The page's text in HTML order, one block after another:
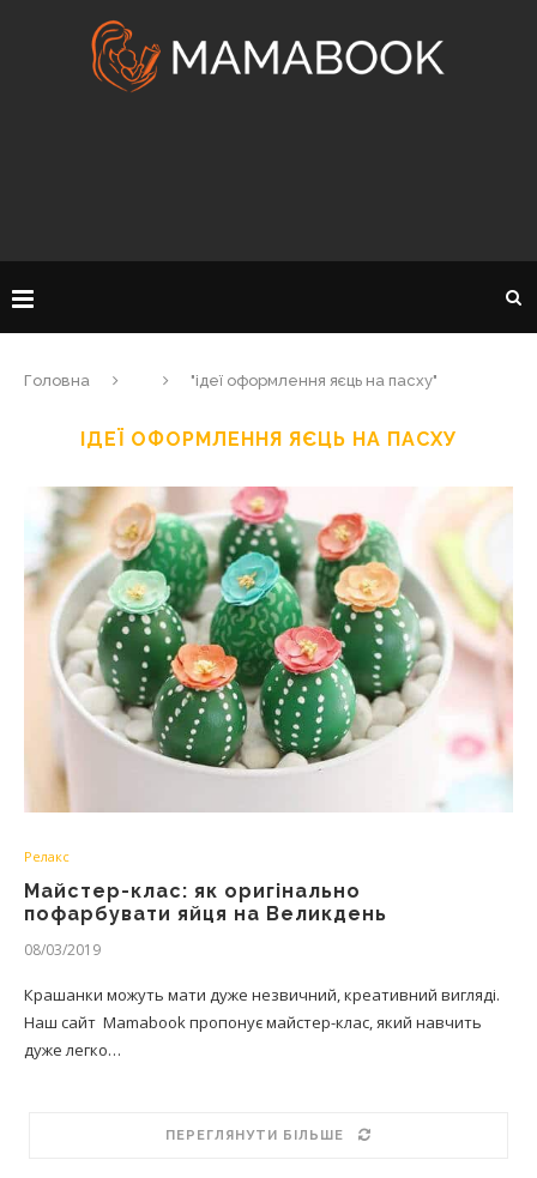
Головна "ідеї оформлення яєць на пасху"
ІДЕЇ ОФОРМЛЕННЯ ЯЄЦЬ НА ПАСХУ
Релакс
Майстер-клас: як оригінально
пофарбувати яйця на Великдень
08/03/2019
Крашанки можуть мати дуже незвичний, креативний вигляді.
Наш сайт Mamabook пропонує майстер-клас, який навчить
дуже легко…
ПЕРЕГЛЯНУТИ БІЛЬШЕ